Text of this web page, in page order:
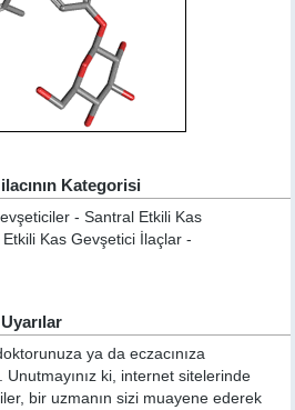
Kategorisi
- Santral Etkili Kas
Kas Gevşetici İlaçlar -
ya da eczacınıza
Unutmayınız ki, internet sitelerinde
bir uzmanın sizi muayene ederek